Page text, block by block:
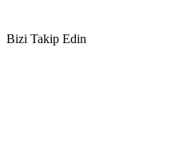
Bizi Takip Edin